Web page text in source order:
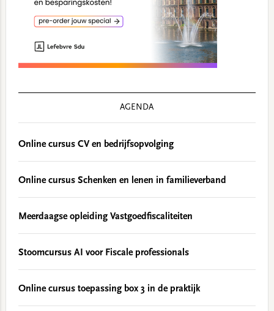
AGENDA
Online cursus CV en bedrijfsopvolging
Online cursus Schenken en lenen in familieverband
Meerdaagse opleiding Vastgoedfiscaliteiten
Stoomcursus AI voor Fiscale professionals
Online cursus toepassing box 3 in de praktijk